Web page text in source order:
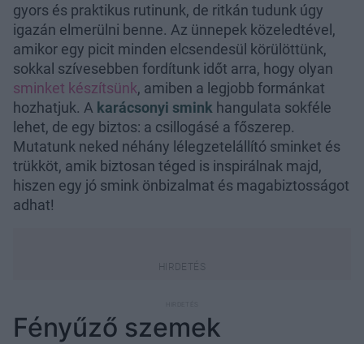
gyors és praktikus rutinunk, de ritkán tudunk úgy
igazán elmerülni benne. Az ünnepek közeledtével,
amikor egy picit minden elcsendesül körülöttünk,
sokkal szívesebben fordítunk időt arra, hogy olyan
sminket készítsünk, amiben a legjobb formánkat
hozhatjuk. A karácsonyi smink hangulata sokféle
lehet, de egy biztos: a csillogásé a főszerep.
Mutatunk neked néhány lélegzetelállító sminket és
trükköt, amik biztosan téged is inspirálnak majd,
hiszen egy jó smink önbizalmat és magabiztosságot
adhat!
Fényűző szemek